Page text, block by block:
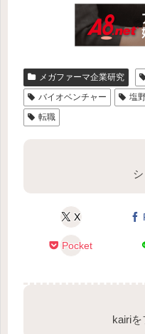
メガファーマ企業研究
バイオベンチャー
塩
転職
X
Pocket
kairiを